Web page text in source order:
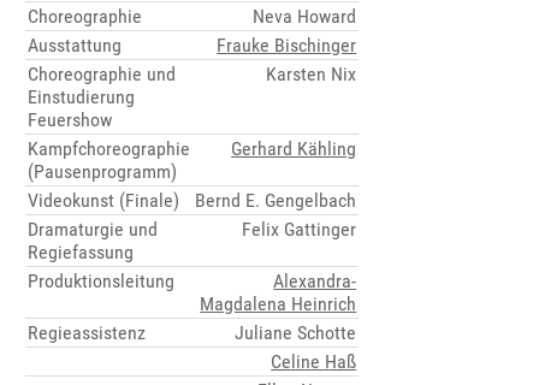
Choreographie
Neva Howard
Ausstattung
Frauke Bischinger
Choreographie und
Einstudierung
Feuershow
Karsten Nix
Kampfchoreographie
(Pausenprogramm)
Gerhard Kähling
Videokunst (Finale)
Bernd E. Gengelbach
Dramaturgie und
Regiefassung
Felix Gattinger
Produktionsleitung
Alexandra-
Magdalena Heinrich
Regieassistenz
Juliane Schotte
Celine Haß